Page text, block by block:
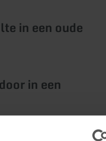
in een oude
in een